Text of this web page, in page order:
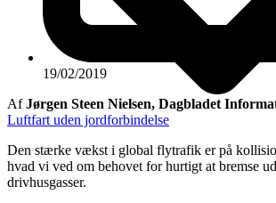
19/02/2019
AfJørgen Steen Nielsen, Dagbladet
Luftfart uden jordforbindelse
Den stærke vækst i global flytrafik er på
hvad vi ved om behovet for hurtigt at bremse
drivhusgasser.